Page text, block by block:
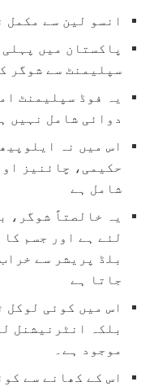
انسو لین سے مکمل
پاکستان میں
سپلیمنٹ سے شوگر
یہ فوڈ سپلیمنٹ
دوائی شامل نہیں
اس میں نہ
حکیمی، چائنیز
شامل ہے
یہ خالصتاً شوگر،
لئے ہے اور جسم
بلڈ پریشر سے
جاتا ہے
اس میں کوئی لوکل
بلکہ انٹرنیشنل
موجود ہے۔
اس کے کھانے سے